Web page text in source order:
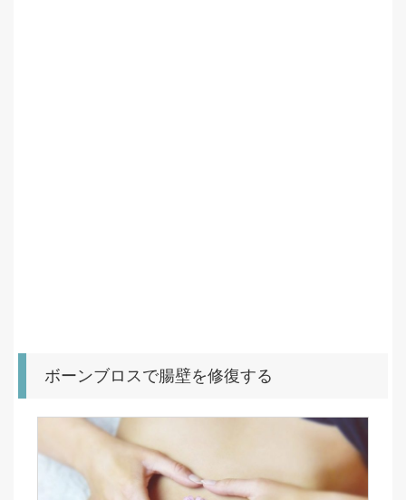
ボーンブロスで腸壁を修復する